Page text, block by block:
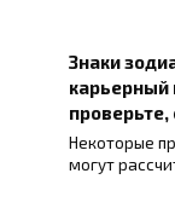
Знаки
карьерный
проверьте,
Некоторые
могут